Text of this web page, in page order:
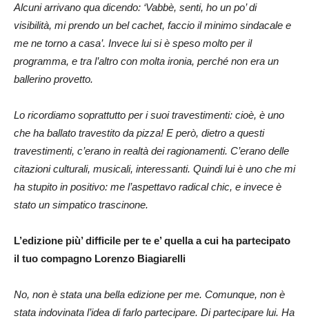
Alcuni arrivano qua dicendo: ‘Vabbè, senti, ho un po’ di
visibilità, mi prendo un bel cachet, faccio il minimo sindacale e
me ne torno a casa’. Invece lui si è speso molto per il
programma, e tra l’altro con molta ironia, perché non era un
ballerino provetto.
Lo ricordiamo soprattutto per i suoi travestimenti: cioè, è uno
che ha ballato travestito da pizza! E però, dietro a questi
travestimenti, c’erano in realtà dei ragionamenti. C’erano delle
citazioni culturali, musicali, interessanti. Quindi lui è uno che mi
ha stupito in positivo: me l’aspettavo radical chic, e invece è
stato un simpatico trascinone.
L’edizione più’ difficile per te e’ quella a cui ha partecipato
il tuo compagno Lorenzo Biagiarelli
No, non è stata una bella edizione per me. Comunque, non è
stata indovinata l’idea di farlo partecipare. Di partecipare lui. Ha